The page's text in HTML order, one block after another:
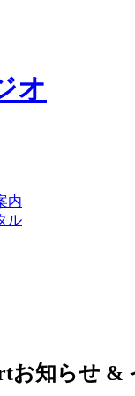
オ
内
ル
お知らせ &